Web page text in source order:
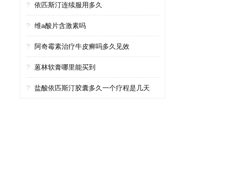
? 依匹斯汀连续服用多久
? 维a酸片含激素吗
? 阿奇霉素治疗牛皮癣吗多久见效
? 蒽林软膏哪里能买到
? 盐酸依匹斯汀胶囊多久一个疗程是几天